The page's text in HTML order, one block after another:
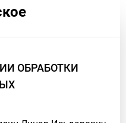
ОБРАБОТКИ